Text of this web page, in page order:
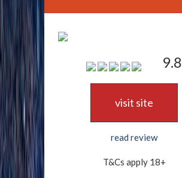
9.8
visit site
read review
T&Cs apply 18+